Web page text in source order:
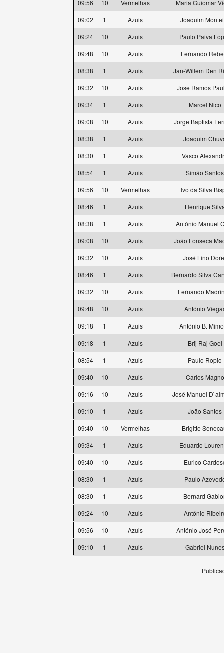
09:56
10 Vermelhas
Maria Guiomar
09:02
1 Azuis
Joaquim
09:24
10 Azuis
Paulo Paiva
09:48
10 Azuis
Fernando
08:38
1 Azuis
Jan-Willem Den
09:32
10 Azuis
Jose Ramos
09:34
1 Azuis
Marcel Nico
09:08
10 Azuis
Jorge Baptista
08:38
1 Azuis
Joaquim
08:30
1 Azuis
Vasco
08:54
1 Azuis
Simão Santos
09:56
10 Vermelhas
Ivo da Silva
08:46
1 Azuis
Henrique
08:38
1 Azuis
António Manuel
09:08
10 Azuis
João Fonseca
09:32
10 Azuis
José Lino
08:46
1 Azuis
Bernardo Silva
09:32
10 Azuis
Fernando
09:48
10 Azuis
António
09:18
1 Azuis
António B.
09:18
1 Azuis
Brij Raj Goel
08:54
1 Azuis
Paulo Ropio
09:40
10 Azuis
Carlos Magno
09:16
10 Azuis
José Manuel
09:10
1 Azuis
João Santos
09:40
10 Vermelhas
Brigitte
09:34
1 Azuis
Eduardo
09:40
10 Azuis
Eurico
08:30
1 Azuis
Paulo
08:30
1 Azuis
Bernard
09:24
10 Azuis
António
09:56
10 Azuis
António José
09:10
1 Azuis Gabriel